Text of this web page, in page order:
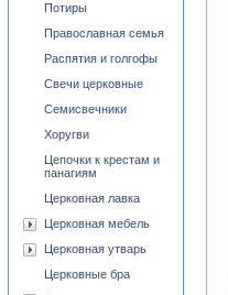
Потиры
Православная семья
Распятия и голгофы
Свечи церковные
Семисвечники
Хоругви
Цепочки к крестам и
панагиям
Церковная лавка
Церковная мебель
Церковная утварь
Церковные бра